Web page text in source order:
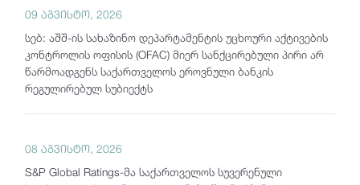
09 აგვისტო, 2026
სებ: აშშ-ის სახაზინო დეპარტამენტის უცხოური აქტივების
კონტროლის ოფისის (OFAC) მიერ სანქცირებული პირი არ
წარმოადგენს საქართველოს ეროვნული ბანკის
რეგულირებულ სუბიექტს
08 აგვისტო, 2026
S&P Global Ratings-მა საქართველოს სუვერენული